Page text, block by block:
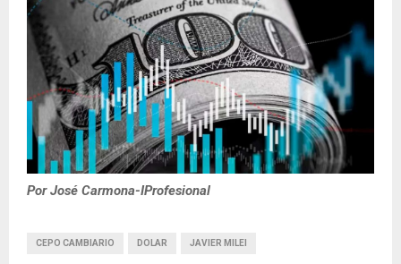
Por José Carmona-IProfesional
CEPO CAMBIARIO DOLAR JAVIER MILEI